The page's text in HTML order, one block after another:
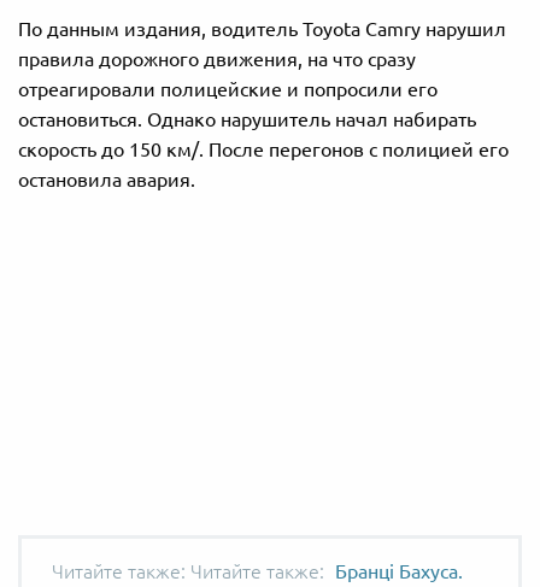
По данным издания, водитель Toyota Camry нарушил
правила дорожного движения, на что сразу
отреагировали полицейские и попросили его
остановиться. Однако нарушитель начал набирать
скорость до 150 км/. После перегонов с полицией его
остановила авария.
Читайте также:
Бранці Бахуса.